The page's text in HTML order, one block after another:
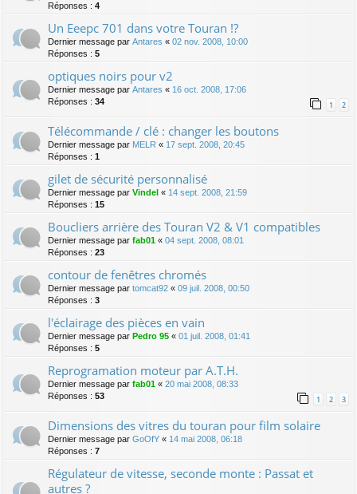
Réponses : 4
Un Eeepc 701 dans votre Touran !?
Dernier message par Antares « 02 nov. 2008, 10:00
Réponses : 5
optiques noirs pour v2
Dernier message par Antares « 16 oct. 2008, 17:06
Réponses : 34 1 2
Télécommande / clé : changer les boutons
Dernier message par MELR « 17 sept. 2008, 20:45
Réponses : 1
gilet de sécurité personnalisé
Dernier message par Vindel « 14 sept. 2008, 21:59
Réponses : 15
Boucliers arrière des Touran V2 & V1 compatibles
Dernier message par fab01 « 04 sept. 2008, 08:01
Réponses : 23
contour de fenêtres chromés
Dernier message par tomcat92 « 09 juil. 2008, 00:50
Réponses : 3
l'éclairage des pièces en vain
Dernier message par Pedro 95 « 01 juil. 2008, 01:41
Réponses : 5
Reprogramation moteur par A.T.H.
Dernier message par fab01 « 20 mai 2008, 08:33
Réponses : 53 1 2 3
Dimensions des vitres du touran pour film solaire
Dernier message par GoOfY « 14 mai 2008, 06:18
Réponses : 7
Régulateur de vitesse, seconde monte : Passat et
autres ?